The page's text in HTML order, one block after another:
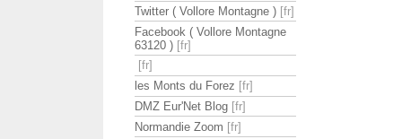
Twitter ( Vollore Montagne )
Facebook ( Vollore Montagne
63120 )
les Monts du Forez
DMZ Eur'Net Blog
Normandie Zoom